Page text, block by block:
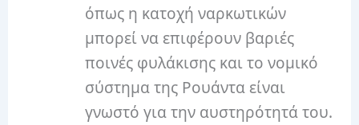
όπως η κατοχή ναρκωτικών
μπορεί να επιφέρουν βαριές
ποινές φυλάκισης και το νομικό
σύστημα της Ρουάντα είναι
γνωστό για την αυστηρότητά του.